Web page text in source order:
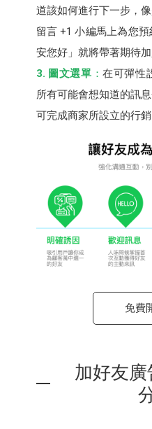
道該如何進行下一步，
留言 +1 小編馬上為您
安您好」就將帶著期待
3. 圖文選單 ：在可彈性
所有可能會想知道的訊
可完成商家所設立的行銷
免費
加好友廣